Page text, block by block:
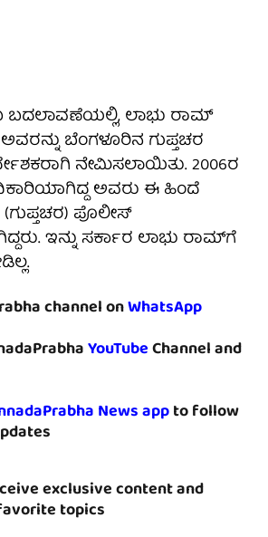
ಬದಲಾವಣೆಯಲ್ಲಿ, ಲಾಭು ರಾಮ್
ಬೆಂಗಳೂರಿನ ಗುಪ್ತಚರ
ನೇಮಿಸಲಾಯಿತು. 2006ರ
ಅವರು ಈ ಹಿಂದೆ
ಪೊಲೀಸ್
ಇನ್ನು ಸರ್ಕಾರ ಲಾಭು ರಾಮ್‌ಗೆ
channel onWhatsApp
YouTubeChannel and
News appto follow
exclusive content and
topics